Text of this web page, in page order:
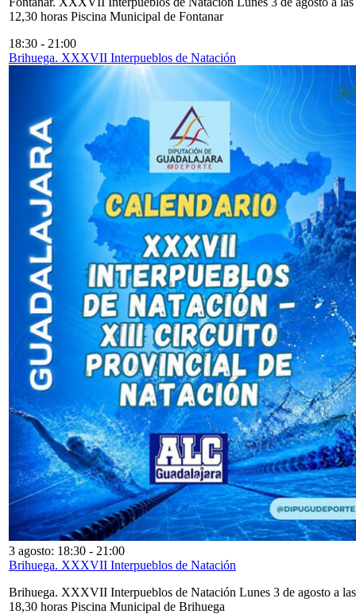
12,30 horas Piscina Municipal de Fontanar
18:30 - 21:00
Brihuega. XXXVII Interpueblos de Natación
3 agosto: 18:30 - 21:00
Brihuega. XXXVII Interpueblos de Natación
Brihuega. XXXVII Interpueblos de Natación Lunes 3 de agosto a las
18,30 horas Piscina Municipal de Brihuega